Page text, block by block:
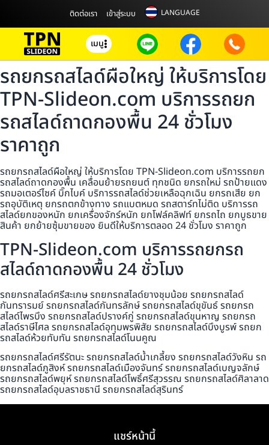
ติดต่อเรา เข้าสู่ระบบ LANGUAGE
เมนู
รถยกรถสไลด์ผือใหญ่ ให้บริการโดย
TPN-Slideon.com บริการรถยก
รถสไลด์ถาดกองพื้น 24 ชั่วโมง
ราคาถูก
รถยกรถสไลด์ผือใหญ่ ให้บริการโดย TPN-Slideon.com บริการรถยก
รถสไลด์ถาดกองพื้น เคลื่อนย้ายรถยนต์ ทุกชนิด ยกรถใหม่ รถป้ายแดง
รถมอเตอร์ไซค์ บิ๊กไบค์ บริการรถสไลด์ช่วยเหลือฉุกเฉิน ยกรถเสีย ยก
รถอุบัติเหตุ ยกรถตกข้างทาง รถแบตหมด รถสตาร์ทไม่ติด บริการรถ
สไลด์ยกของหนัก ยกเครื่องจักร์หนัก ยกโฟล์คลิฟท์ ยกรถไถ ยกบูธขาย
สินค้า ยกย้ายซุ้มขายของ ยินดีให้บริการตลอด 24 ชั่วโมง ราคาถูก
TPN-Slideon.com บริการรถยกรถ
สไลด์ถาดกองพื้น 24 ชั่วโมง
รถยกรถสไลด์ศรีสะเกษ รถยกรถสไลด์ยางชุมน้อย รถยกรถสไลด์
กันทรารมย์ รถยกรถสไลด์กันทรลักษ์ รถยกรถสไลด์ขุขันธ์ รถยกรถ
สไลด์ไพรบึง รถยกรถสไลด์ปรางค์กู่ รถยกรถสไลด์ขุนหาญ รถยกรถ
สไลด์ราษีไศล รถยกรถสไลด์อุทุมพรพิสัย รถยกรถสไลด์บึงบูรพ์ รถยก
รถสไลด์ห้วยทับทัน รถยกรถสไลด์โนนคูณ
รถยกรถสไลด์ศรีรัตนะ รถยกรถสไลด์น้ำเกลี้ยง รถยกรถสไลด์วังหิน รถ
ยกรถสไลด์ภูสิงห์ รถยกรถสไลด์เมืองจันทร์ รถยกรถสไลด์เบญจลักษ์
รถยกรถสไลด์พยุห์ รถยกรถสไลด์โพธิ์ศรีสุวรรณ รถยกรถสไลด์ศิลาลาด
รถยกรถสไลด์อุบลราชธานี รถยกรถสไลด์สุรินทร์
แชร์หน้านี้